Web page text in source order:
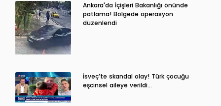
Ankara'da İçişleri Bakanlığı önünde
patlama! Bölgede operasyon
düzenlendi
İsveç’te skandal olay! Türk çocuğu
eşcinsel aileye verildi…